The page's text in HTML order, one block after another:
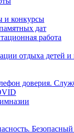
и конкурсы
дат
работа
отдыха детей и
доверия.